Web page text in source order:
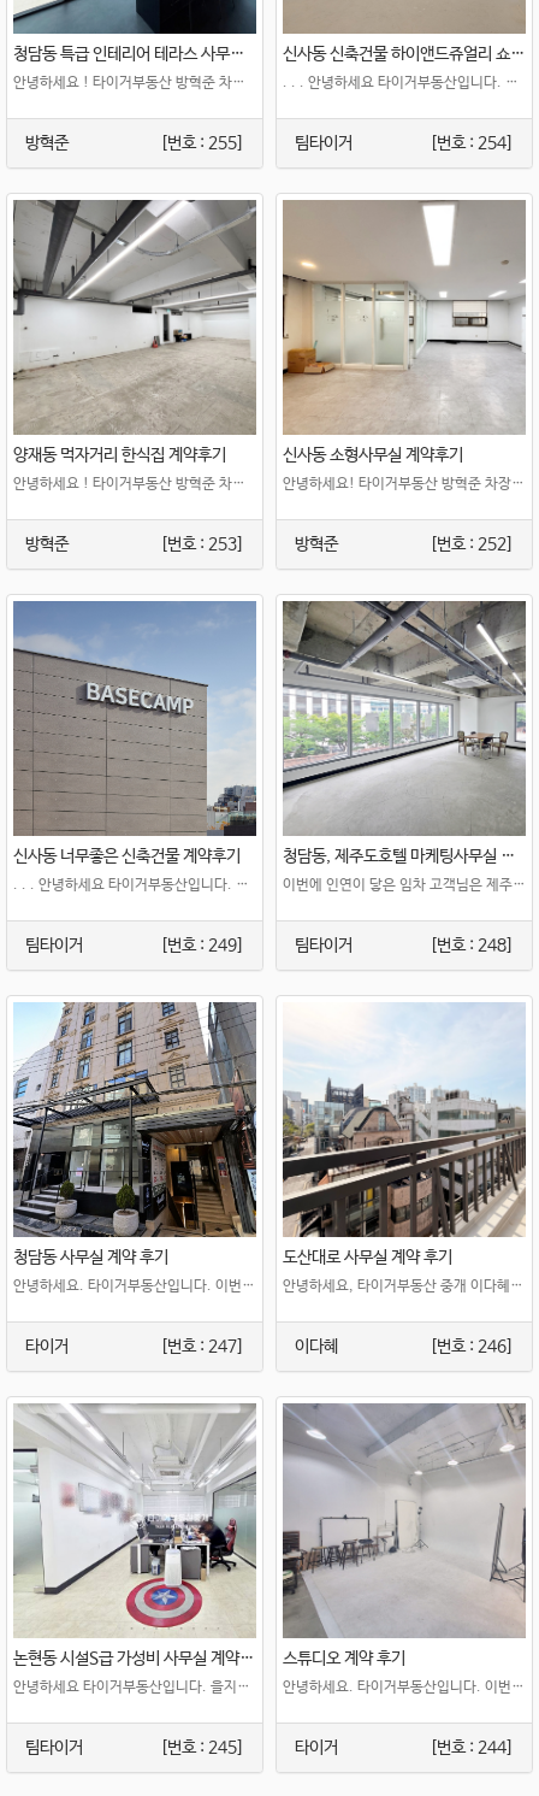
청담동 특급 인테리어 테라스 사무실 계약후기
안녕하세요 ! 타이거부동산 방혁준 차장입니다! 이번에는 고객 미팅 , 컨설팅 공간을 ..
[번호 : 255]
방혁준
신사동 신축건물 하이앤드쥬얼리 쇼륨 겸 작업실 계약후기
. . . 안녕하세요 타이거부동산입니다. 신사동에 위치한 신축건물 지상2층 ..
[번호 : 254]
팀타이거
양재동 먹자거리 한식집 계약후기
안녕하세요 ! 타이거부동산 방혁준 차장입니다. 이번에는 양재동 먹자골목 내 지하층 상..
[번호 : 253]
방혁준
신사동 소형사무실 계약후기
안녕하세요! 타이거부동산 방혁준 차장입니다. 이번에는 온라인 쇼핑몰을 운영하시는 대표..
[번호 : 252]
방혁준
신사동 너무좋은 신축건물 계약후기
. . . 안녕하세요 타이거부동산입니다. 신사동에 위치한 신축건물 지..
[번호 : 249]
팀타이거
청담동, 제주도호텔 마케팅사무실 계약 후기
이번에 인연이 닿은 임차 고객님은 제주도에 있는 호텔의 서울 마케팅 ..
[번호 : 248]
팀타이거
청담동 사무실 계약 후기
안녕하세요. 타이거부동산입니다. 이번에 진행한 계약은 청담동 스케줄라인 인근에 위..
[번호 : 247]
타이거
도산대로 사무실 계약 후기
안녕하세요, 타이거부동산 중개 이다혜 차장입니다~ 오늘 후기는 도산대로 사무실 계약&n..
[번호 : 246]
이다혜
논현동 시설S급 가성비 사무실 계약후기
안녕하세요 타이거부동산입니다. 을지병워사거리에있는 사무실을 계약하였습니다. ..
[번호 : 245]
팀타이거
스튜디오 계약 후기
안녕하세요. 타이거부동산입니다. 이번 계약은 믿고 의뢰주신 임대인분께 빠..
[번호 : 244]
타이거